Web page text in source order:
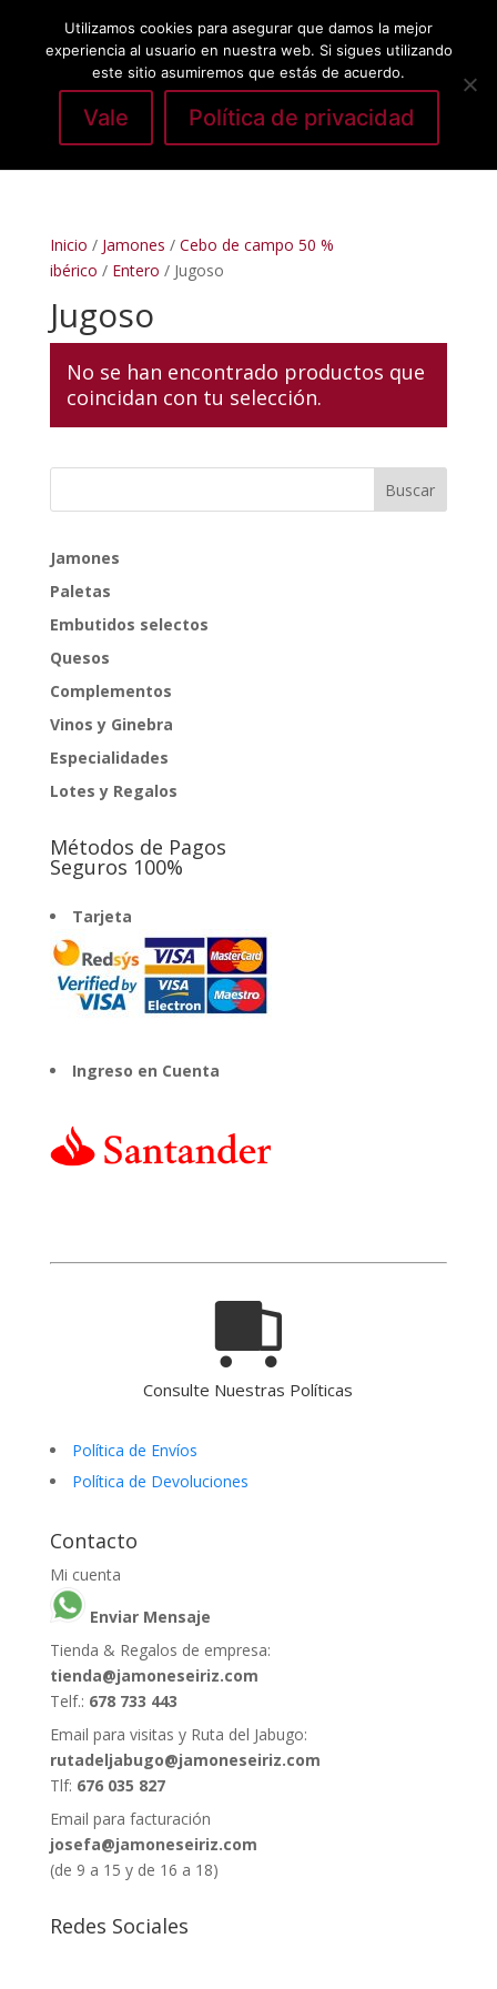
Seleccionar página
Inicio / Jamones / Cebo de campo 50 %
ibérico / Entero / Jugoso
Jugoso
No se han encontrado productos que
coincidan con tu selección.
Jamones
Paletas
Embutidos selectos
Quesos
Complementos
Vinos y Ginebra
Especialidades
Lotes y Regalos
Métodos de Pagos
Seguros 100%
Tarjeta
Ingreso en Cuenta
Consulte Nuestras Políticas
Política de Envíos
Política de Devoluciones
Contacto
Mi cuenta
Enviar Mensaje
Tienda & Regalos de empresa:
tienda@jamoneseiriz.com
Telf.: 678 733 443
Email para visitas y Ruta del Jabugo:
rutadeljabugo@jamoneseiriz.com
Tlf: 676 035 827
Email para facturación
josefa@jamoneseiriz.com
(de 9 a 15 y de 16 a 18)
Redes Sociales
Utilizamos cookies para asegurar que damos la mejor
experiencia al usuario en nuestra web. Si sigues utilizando
este sitio asumiremos que estás de acuerdo.
Vale Política de privacidad